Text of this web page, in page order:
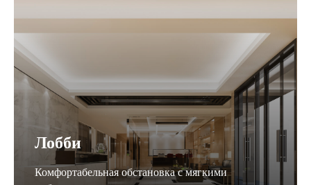
Лобби
Комфортабельная обстановка с мягкими